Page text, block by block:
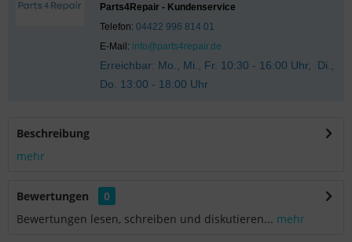
Parts4Repair - Kundenservice
Telefon: 04422 996 814 01
E-Mail: info@parts4repair.de
Erreichbar: Mo., Mi., Fr. 10:30 - 16:00 Uhr, Di.,
Do. 13:00 - 18:00 Uhr
Beschreibung
mehr
Bewertungen
0
Bewertungen lesen, schreiben und diskutieren... mehr